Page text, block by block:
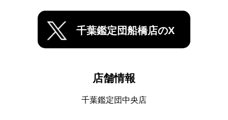
千葉鑑定団船橋店のX
店舗情報
千葉鑑定団中央店